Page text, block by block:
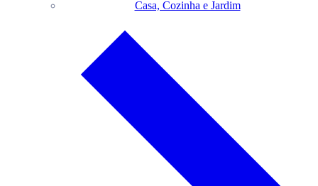
Casa, Cozinha e Jardim